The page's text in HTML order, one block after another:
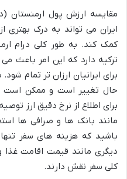
مقایسه ارزش پول ارمنستان
ایران می تواند به درک
کمک کند. به طور کلی درام
ترکیه دارد که این امر باعث
برای ایرانیان ارزان تر تمام
حال تغییر است و ممکن است
برای اطلاع از نرخ دقیق ارز
مانند بانک ها و صرافی ها
باشید که هزینه های سفر
دیگری مانند قیمت اقامت
کلی سفر نقش دارند.